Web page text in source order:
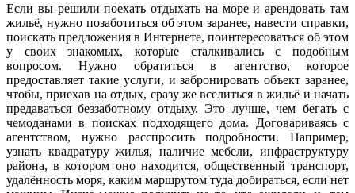
Если вы решили поехать отдыхать на море и арендовать там
жильё, нужно позаботиться об этом заранее, навести справки,
поискать предложения в Интернете, поинтересоваться об этом
у своих знакомых, которые сталкивались с подобным
вопросом. Нужно обратиться в агентство, которое
предоставляет такие услуги, и забронировать объект заранее,
чтобы, приехав на отдых, сразу же вселиться в жильё и начать
предаваться беззаботному отдыху. Это лучше, чем бегать с
чемоданами в поисках подходящего дома. Договариваясь с
агентством, нужно расспросить подробности. Например,
узнать квадратуру жилья, наличие мебели, инфраструктуру
района, в котором оно находится, общественный транспорт,
удалённость моря, каким маршрутом туда добираться, если нет